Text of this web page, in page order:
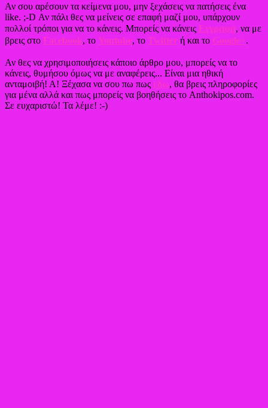
Αν σου αρέσουν τα κείμενα μου, μην ξεχάσεις να πατήσεις ένα
like. ;-D Αν πάλι θες να μείνεις σε επαφή μαζί μου, υπάρχουν
πολλοί τρόποι για να το κάνεις. Μπορείς να κάνεις Εγγραφή, να με
βρεις στο Facebook, το Youtube, το Twitter ή και το Google+.
Αν θες να χρησιμοποιήσεις κάποιο άρθρο μου, μπορείς να το
κάνεις, θυμήσου όμως να με αναφέρεις... Είναι μια ηθική
ανταμοιβή! Α! Ξέχασα να σου πω πως εδώ, θα βρεις πληροφορίες
για μένα αλλά και πως μπορείς να βοηθήσεις το Anthokipos.com.
Σε ευχαριστώ! Τα λέμε! :-)